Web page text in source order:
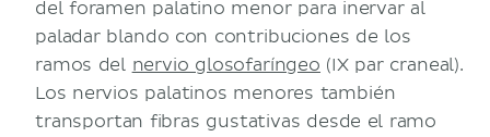
del foramen palatino menor para inervar al
paladar blando con contribuciones de los
ramos del nervio glosofaríngeo (IX par craneal).
Los nervios palatinos menores también
transportan fibras gustativas desde el ramo